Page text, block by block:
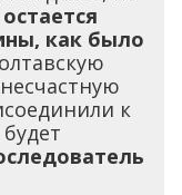
как было
к